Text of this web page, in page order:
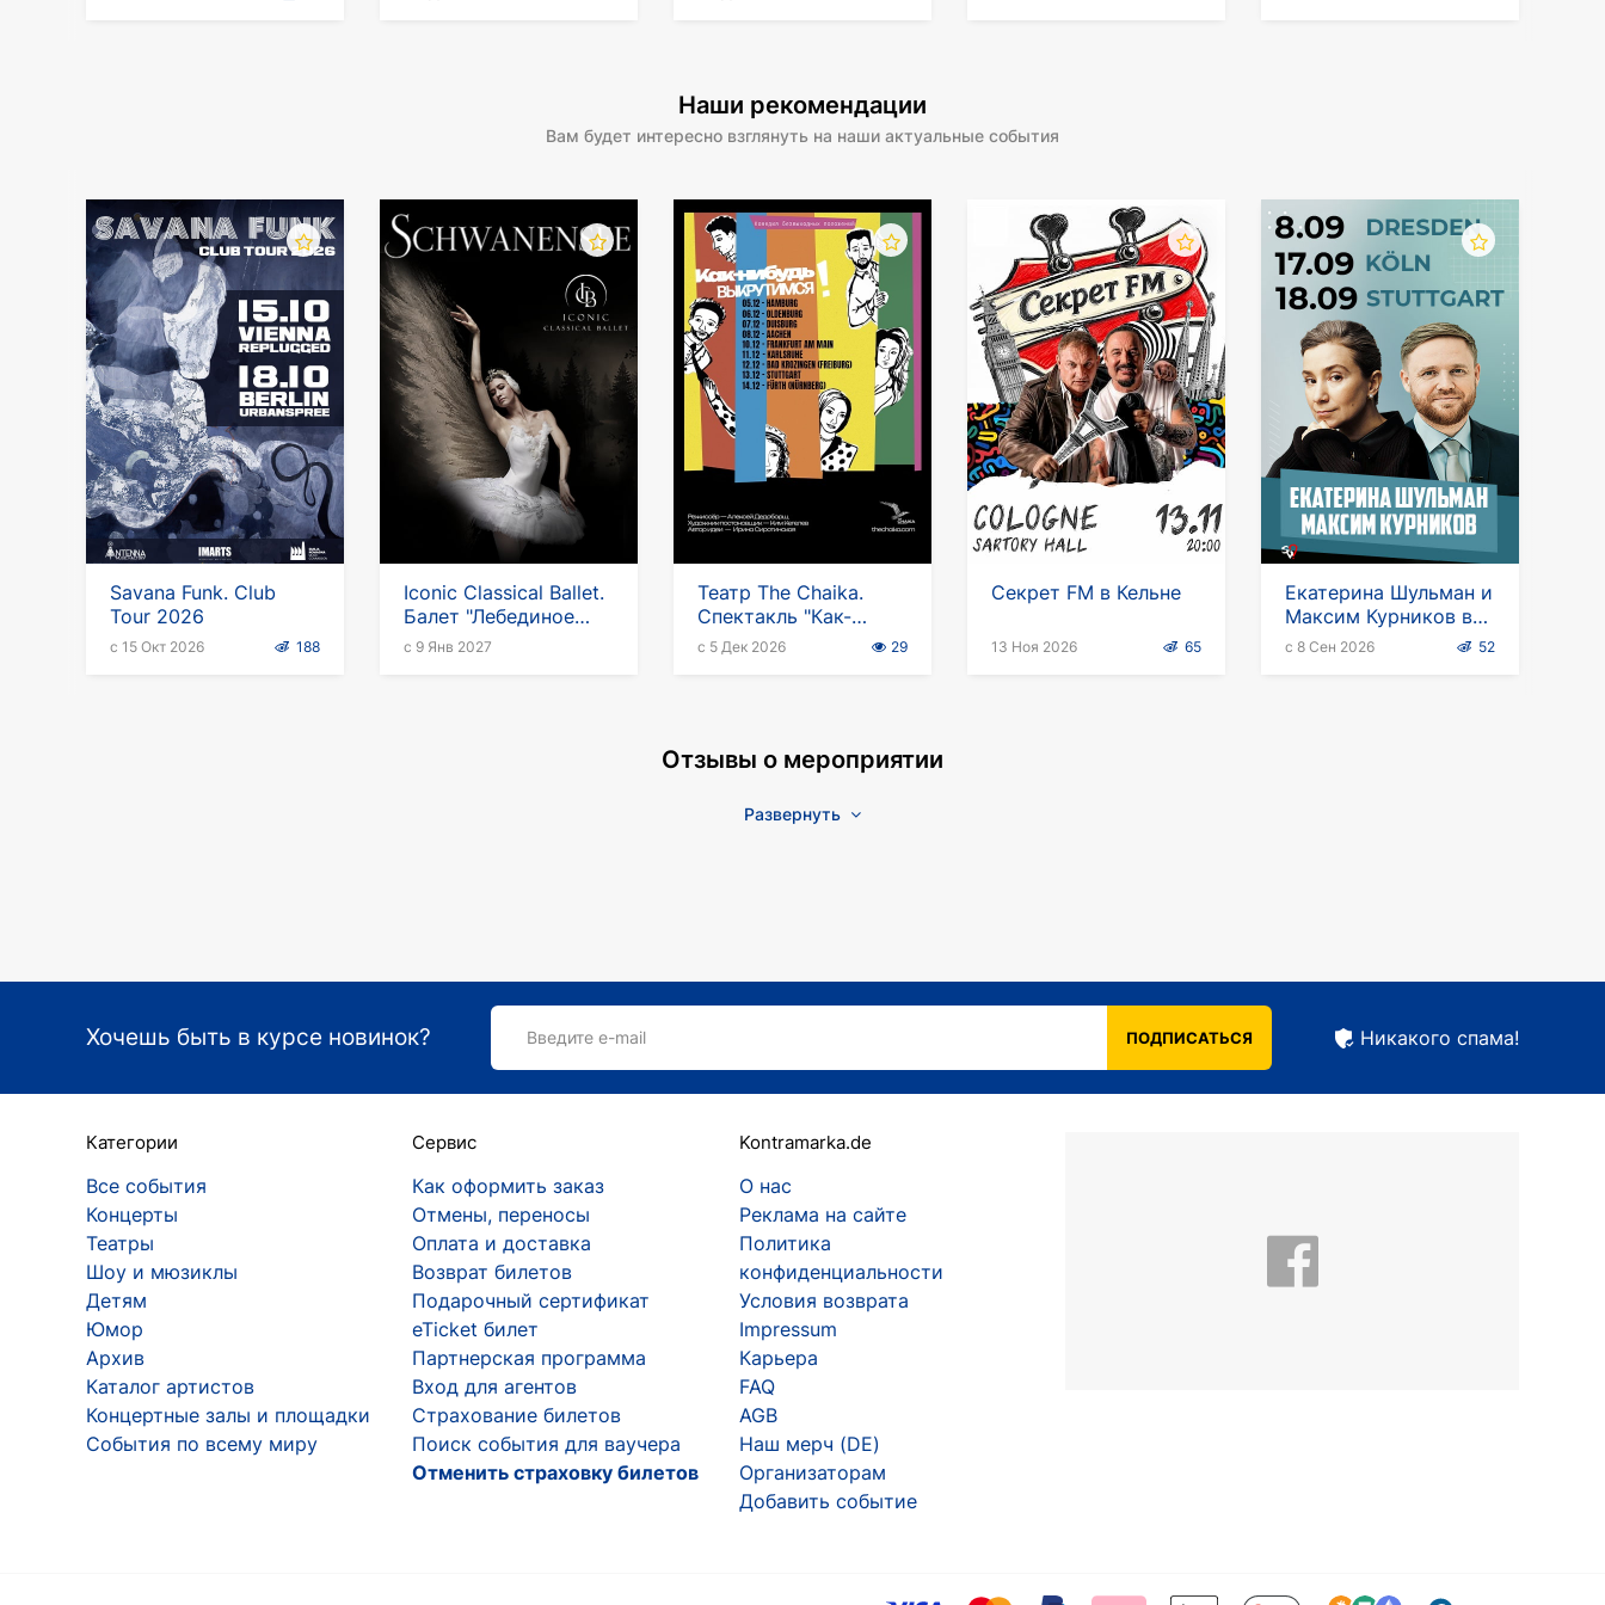
Наши рекомендации
Вам будет интересно взглянуть на наши актуальные события
Savana Funk. Club
Tour 2026
с 15 Окт 2026 188
Iconic Classical Ballet.
Балет "Лебединое
озеро" в Германии
с 9 Янв 2027
Театр The Chaika.
Спектакль "Как-
нибудь выкрутимся"
с 5 Дек 2026 29
Секрет FM в Кельне
13 Ноя 2026 65
Екатерина Шульман и
Максим Курников в
Германии
с 8 Сен 2026 52
Отзывы о мероприятии
Развернуть
Хочешь быть в курсе новинок? Введите e-mail ПОДПИСАТЬСЯ Никакого спама!
Категории
Все события
Концерты
Театры
Шоу и мюзиклы
Детям
Юмор
Архив
Каталог артистов
Концертные залы и площадки
События по всему миру
Сервис
Как оформить заказ
Отмены, переносы
Оплата и доставка
Возврат билетов
Подарочный сертификат
eTicket билет
Партнерская программа
Вход для агентов
Страхование билетов
Поиск события для ваучера
Отменить страховку билетов
Kontramarka.de
О нас
Реклама на сайте
Политика
конфиденциальности
Условия возврата
Impressum
Карьера
FAQ
AGB
Наш мерч (DE)
Организаторам
Добавить событие